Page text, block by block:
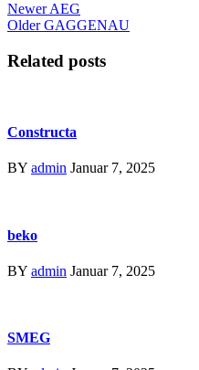
NewerAEG
Older GAGGENAU
Related posts
Constructa
BY admin Januar 7, 2025
beko
BY admin Januar 7, 2025
SMEG